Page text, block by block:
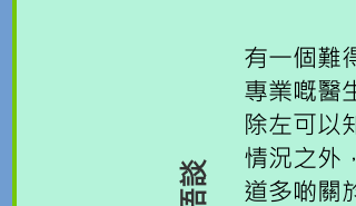
有一個難
專業嘅醫
除左可以
情況之外
道多啲關